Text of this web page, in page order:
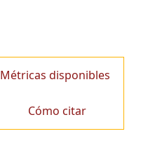
Métricas disponibles
Cómo citar